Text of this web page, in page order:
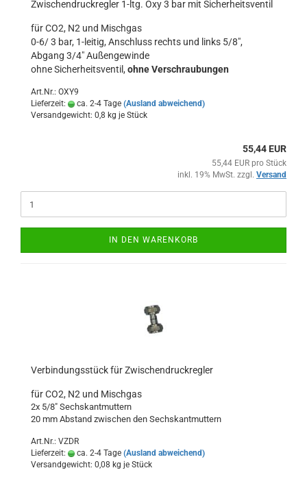
Zwischendruckregler 1-ltg. Oxy 3 bar mit Sicherheitsventil
für CO2, N2 und Mischgas
0-6/ 3 bar, 1-leitig, Anschluss rechts und links 5/8",
Abgang 3/4" Außengewinde
ohne Sicherheitsventil, ohne Verschraubungen
Art.Nr.: OXY9
Lieferzeit:
ca. 2-4 Tage (Ausland abweichend)
Versandgewicht: 0,8 kg je Stück
55,44 EUR
55,44 EUR pro Stück
inkl. 19% MwSt. zzgl. Versand
IN DEN WARENKORB
Verbindungsstück für Zwischendruckregler
für CO2, N2 und Mischgas
2x 5/8" Sechskantmuttern
20 mm Abstand zwischen den Sechskantmuttern
Art.Nr.: VZDR
Lieferzeit:
ca. 2-4 Tage (Ausland abweichend)
Versandgewicht: 0,08 kg je Stück